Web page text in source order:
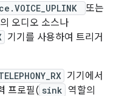
또는
의 오디오 소스나
기기를 사용하여 트리거
기기에서
프로필( sink 역할의